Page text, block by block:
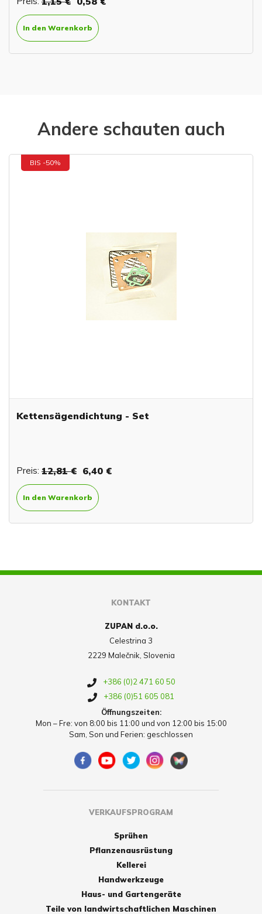
In den Warenkorb
Andere schauten auch
BIS -50%
Kettensägendichtung - Set
Preis: 12,81 € 6,40 €
In den Warenkorb
KONTAKT
ZUPAN d.o.o.
Celestrina 3
2229 Malečnik, Slovenia
+386 (0)2 471 60 50
+386 (0)51 605 081
Öffnungszeiten:
Mon – Fre: von 8:00 bis 11:00 und von 12:00 bis 15:00
Sam, Son und Ferien: geschlossen
VERKAUFSPROGRAM
Sprühen
Pflanzenausrüstung
Kellerei
Handwerkzeuge
Haus- und Gartengeräte
Teile von landwirtschaftlichen Maschinen